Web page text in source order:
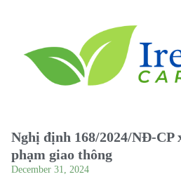
Nghị định 168/2024/NĐ-CP
phạm giao thông
December 31, 2024